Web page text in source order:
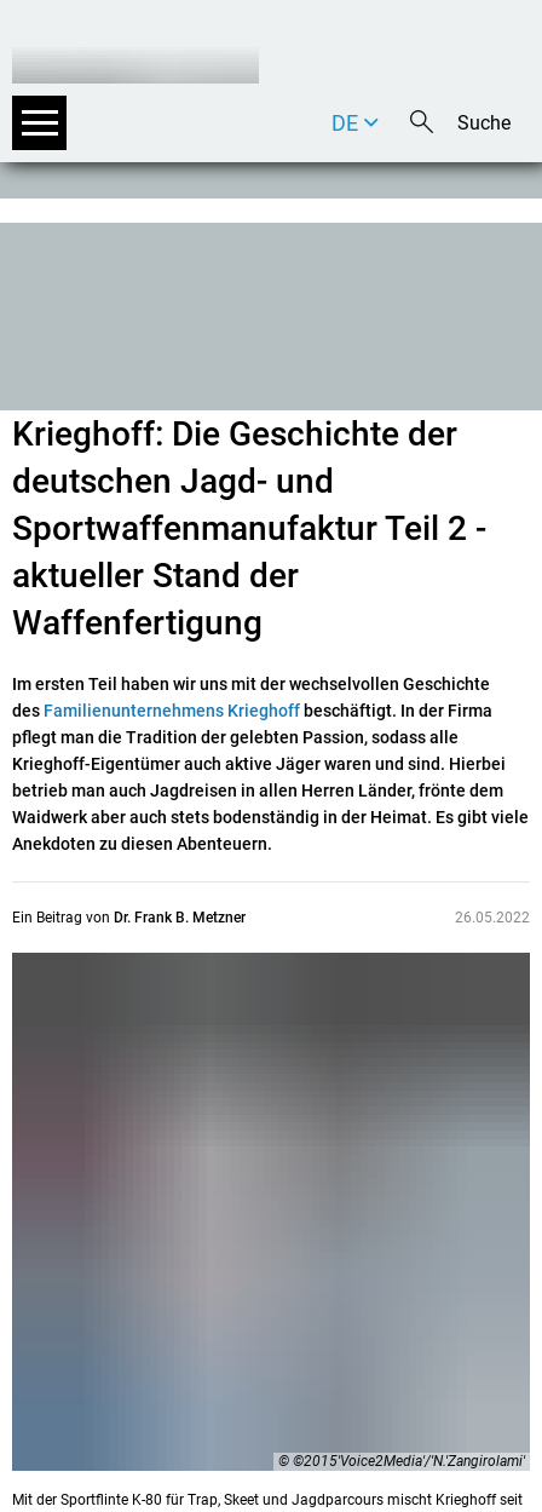
DE
EN
Krieghoff: Die Geschichte der
deutschen Jagd- und
Sportwaffenmanufaktur Teil 2 -
aktueller Stand der
Waffenfertigung
Im ersten Teil haben wir uns mit der wechselvollen Geschichte
des Familienunternehmens Krieghoff beschäftigt. In der Firma
pflegt man die Tradition der gelebten Passion, sodass alle
Krieghoff-Eigentümer auch aktive Jäger waren und sind. Hierbei
betrieb man auch Jagdreisen in allen Herren Länder, frönte dem
Waidwerk aber auch stets bodenständig in der Heimat. Es gibt viele
Anekdoten zu diesen Abenteuern.
Ein Beitrag von Dr. Frank B. Metzner 26.05.2022
© ©2015'Voice2Media'/'N.'Zangirolami'
Mit der Sportflinte K-80 für Trap, Skeet und Jagdparcours mischt Krieghoff seit